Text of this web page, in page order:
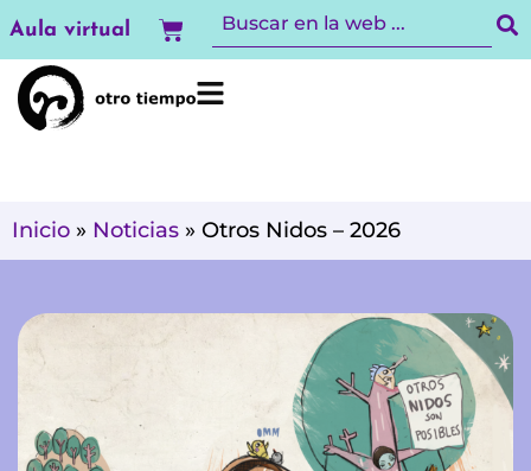
al
contenido
Aula virtual Carrito
Inicio » Noticias » Otros Nidos – 2026